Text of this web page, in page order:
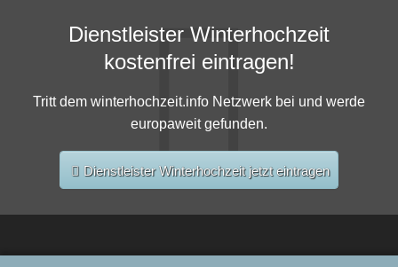
Dienstleister Winterhochzeit
kostenfrei eintragen!
Tritt dem winterhochzeit.info Netzwerk bei und werde
europaweit gefunden.
Dienstleister Winterhochzeit jetzt eintragen